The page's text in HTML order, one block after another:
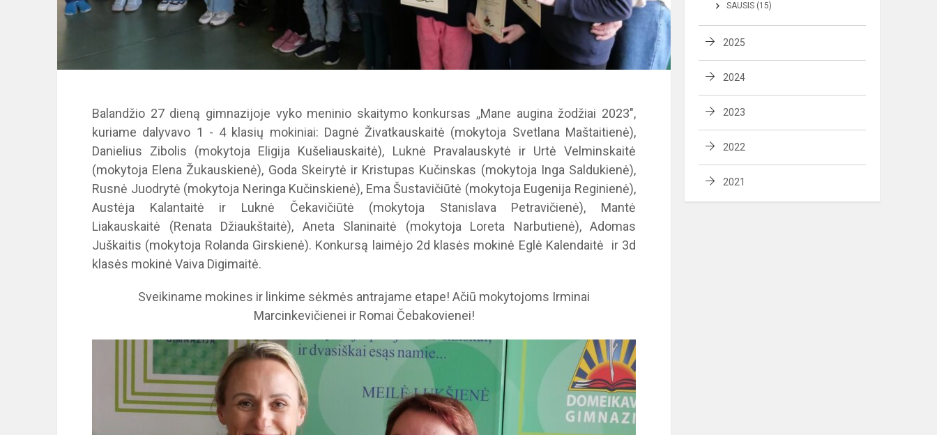
Balandžio 27 dieną gimnazijoje vyko meninio skaitymo konkursas ,,Mane augina žodžiai 2023",
kuriame dalyvavo 1 - 4 klasių mokiniai: Dagnė Živatkauskaitė (mokytoja Svetlana Maštaitienė),
Danielius Zibolis (mokytoja Eligija Kušeliauskaitė), Luknė Pravalauskytė ir Urtė Velminskaitė
(mokytoja Elena Žukauskienė), Goda Skeirytė ir Kristupas Kučinskas (mokytoja Inga Saldukienė),
Rusnė Juodrytė (mokytoja Neringa Kučinskienė), Ema Šustavičiūtė (mokytoja Eugenija Reginienė),
Austėja Kalantaitė ir Luknė Čekavičiūtė (mokytoja Stanislava Petravičienė), Mantė
Liakauskaitė (Renata Džiaukštaitė), Aneta Slaninaitė (mokytoja Loreta Narbutienė), Adomas
Juškaitis (mokytoja Rolanda Girskienė). Konkursą laimėjo 2d klasės mokinė Eglė Kalendaitė ir 3d
klasės mokinė Vaiva Digimaitė.
Sveikiname mokines ir linkime sėkmės antrajame etape! Ačiū mokytojoms Irminai
Marcinkevičienei ir Romai Čebakovienei!
SAUSIS (15)
2025
2024
2023
2022
2021